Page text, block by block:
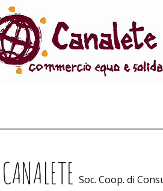
Soc. Coop. di
CANALETE